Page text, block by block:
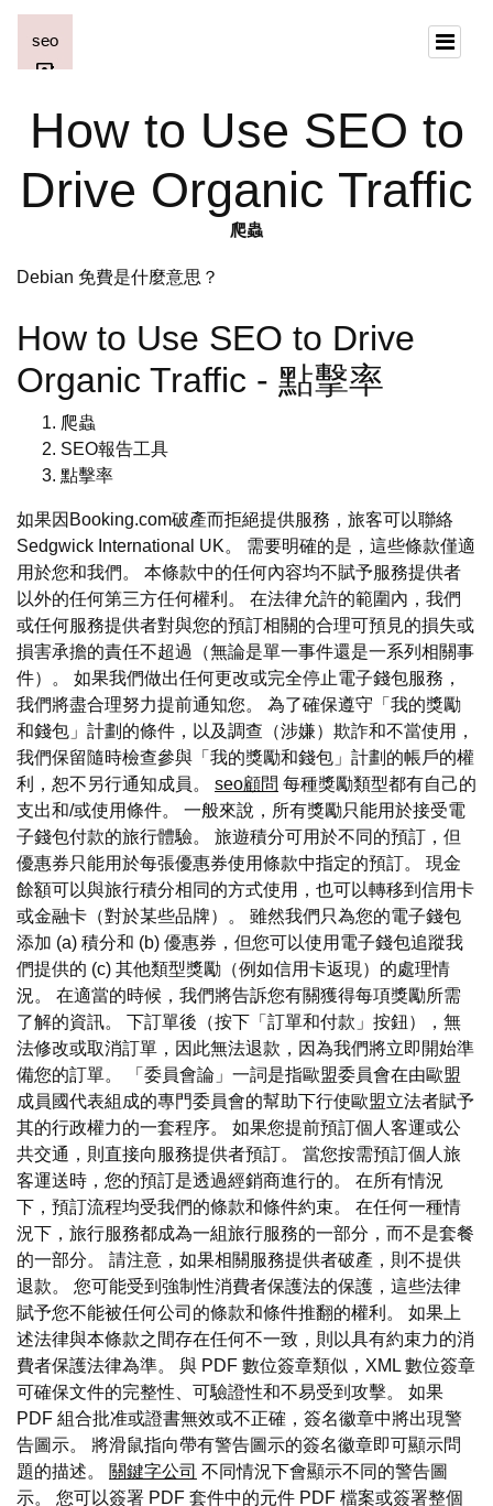
How to Use SEO to
Drive Organic Traffic
爬蟲
Debian 免費是什麼意思？
How to Use SEO to Drive
Organic Traffic - 點擊率
爬蟲
SEO報告工具
點擊率
如果因Booking.com破產而拒絕提供服務，旅客可以聯絡
Sedgwick International UK。 需要明確的是，這些條款僅適
用於您和我們。 本條款中的任何內容均不賦予服務提供者
以外的任何第三方任何權利。 在法律允許的範圍內，我們
或任何服務提供者對與您的預訂相關的合理可預見的損失或
損害承擔的責任不超過（無論是單一事件還是一系列相關事
件）。 如果我們做出任何更改或完全停止電子錢包服務，
我們將盡合理努力提前通知您。 為了確保遵守「我的獎勵
和錢包」計劃的條件，以及調查（涉嫌）欺詐和不當使用，
我們保留隨時檢查參與「我的獎勵和錢包」計劃的帳戶的權
利，恕不另行通知成員。 seo顧問 每種獎勵類型都有自己的
支出和/或使用條件。 一般來說，所有獎勵只能用於接受電
子錢包付款的旅行體驗。 旅遊積分可用於不同的預訂，但
優惠券只能用於每張優惠券使用條款中指定的預訂。 現金
餘額可以與旅行積分相同的方式使用，也可以轉移到信用卡
或金融卡（對於某些品牌）。 雖然我們只為您的電子錢包
添加 (a) 積分和 (b) 優惠券，但您可以使用電子錢包追蹤我
們提供的 (c) 其他類型獎勵（例如信用卡返現）的處理情
況。 在適當的時候，我們將告訴您有關獲得每項獎勵所需
了解的資訊。 下訂單後（按下「訂單和付款」按鈕），無
法修改或取消訂單，因此無法退款，因為我們將立即開始準
備您的訂單。 「委員會論」一詞是指歐盟委員會在由歐盟
成員國代表組成的專門委員會的幫助下行使歐盟立法者賦予
其的行政權力的一套程序。 如果您提前預訂個人客運或公
共交通，則直接向服務提供者預訂。 當您按需預訂個人旅
客運送時，您的預訂是透過經銷商進行的。 在所有情況
下，預訂流程均受我們的條款和條件約束。 在任何一種情
況下，旅行服務都成為一組旅行服務的一部分，而不是套餐
的一部分。 請注意，如果相關服務提供者破產，則不提供
退款。 您可能受到強制性消費者保護法的保護，這些法律
賦予您不能被任何公司的條款和條件推翻的權利。 如果上
述法律與本條款之間存在任何不一致，則以具有約束力的消
費者保護法律為準。 與 PDF 數位簽章類似，XML 數位簽章
可確保文件的完整性、可驗證性和不易受到攻擊。 如果
PDF 組合批准或證書無效或不正確，簽名徽章中將出現警
告圖示。 將滑鼠指向帶有警告圖示的簽名徽章即可顯示問
題的描述。 關鍵字公司 不同情況下會顯示不同的警告圖
示。 您可以簽署 PDF 套件中的元件 PDF 檔案或簽署整個